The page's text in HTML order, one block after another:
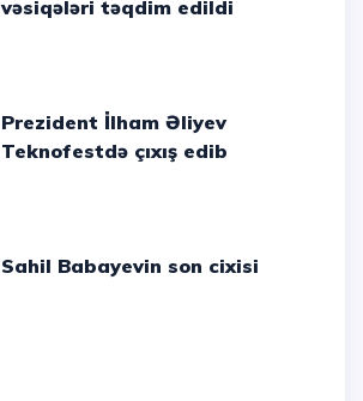
vəsiqələri təqdim edildi
Prezident İlham Əliyev
Teknofestdə çıxış edib
Sahil Babayevin son cixisi